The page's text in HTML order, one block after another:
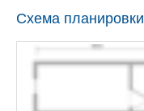
Схема планировки